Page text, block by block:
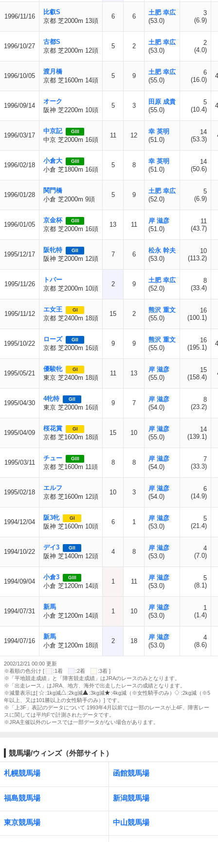
1996/11/16
比叡S
京都 芝2000m 13頭
6 6
土肥 幸広
(53.0)
3
(6.9)
1996/10/27
古都S
京都 芝2000m 12頭
5 2
土肥 幸広
(53.0)
2
(4.0)
1996/10/05
渡月橋
京都 芝1600m 14頭
5 9
土肥 幸広
(55.0)
6
(16.0)
1996/09/14
オーク
阪神 芝2200m 10頭
5 3
田原 成貴
(55.0)
5
(10.4)
1996/03/17
中京記 GIII
中京 芝2000m 16頭
11 12
幸 英明
(51.0)
14
(53.3)
1996/02/18
小倉大 GIII
小倉 芝1800m 16頭
5 8
幸 英明
(51.0)
14
(50.6)
1996/01/28
関門橋
小倉 芝2000m 9頭
5 9
土肥 幸広
(52.0)
5
(6.9)
1996/01/05
京金杯 GIII
京都 芝2000m 16頭
13 11
岸 滋彦
(51.0)
11
(43.7)
1995/12/17
阪牝特 GII
阪神 芝2000m 12頭
7 6
松永 幹夫
(53.0)
10
(113.2)
1995/11/26
トパー
京都 芝2000m 10頭
2 9
土肥 幸広
(52.0)
8
(33.4)
1995/11/12
エ女王 GI
京都 芝2400m 18頭
15 2
熊沢 重文
(55.0)
16
(100.1)
1995/10/22
ローズ GII
京都 芝2000m 16頭
9 9
熊沢 重文
(55.0)
16
(195.1)
1995/05/21
優駿牝 GI
東京 芝2400m 18頭
11 13
岸 滋彦
(55.0)
15
(158.4)
1995/04/30
4牝特 GII
東京 芝2000m 16頭
9 7
岸 滋彦
(54.0)
8
(23.2)
1995/04/09
桜花賞 GI
京都 芝1600m 18頭
15 10
岸 滋彦
(55.0)
14
(139.1)
1995/03/11
チュー GIII
京都 芝1600m 11頭
8 8
岸 滋彦
(54.0)
7
(33.3)
1995/02/18
エルフ
京都 芝1600m 12頭
10 3
岸 滋彦
(54.0)
6
(14.9)
1994/12/04
阪3牝 GI
阪神 芝1600m 10頭
6 1
岸 滋彦
(53.0)
5
(21.4)
1994/10/22
デイ3 GII
阪神 芝1400m 12頭
4 8
岸 滋彦
(53.0)
4
(7.0)
1994/09/04
小倉3 GIII
小倉 芝1200m 14頭
1 11
岸 滋彦
(53.0)
5
(8.1)
1994/07/31
新馬
小倉 芝1200m 14頭
1 10
岸 滋彦
(53.0)
1
(1.4)
1994/07/16
新馬
小倉 芝1200m 18頭
2 18
岸 滋彦
(53.0)
4
(8.6)
2002/12/21 00:00 更新
※着順の色分け [
:1着 :2着
:3着 ]
※「平地競走成績」と「障害競走成績」はJRAのレースのみとなります。
※「出走レース」はJRA、地方、海外で出走したレースの成績となります。
※減量表示は[
:1kg減 :2kg減 :3kg減 :4kg減（※女性騎手のみ）
:2kg減（※5
年以上、又は101勝以上の女性騎手のみ）] です。
※「上3F」表記のデータについて 1993年4月以前では一部のレースが上4F、障害レー
スに関しては平均Fで計測されたデータです。
※JRA主催以外のレースでは一部データがない場合があります。
競馬場/ウィンズ（外部サイト）
札幌競馬場 函館競馬場
福島競馬場 新潟競馬場
東京競馬場 中山競馬場